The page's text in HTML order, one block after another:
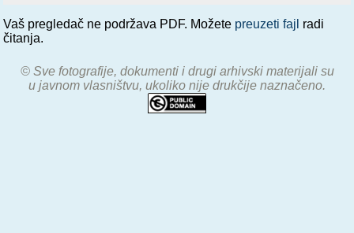
Vaš pregledač ne podržava PDF. Možete preuzeti fajl radi
čitanja.
© Sve fotografije, dokumenti i drugi arhivski materijali su
u javnom vlasništvu, ukoliko nije drukčije naznačeno.